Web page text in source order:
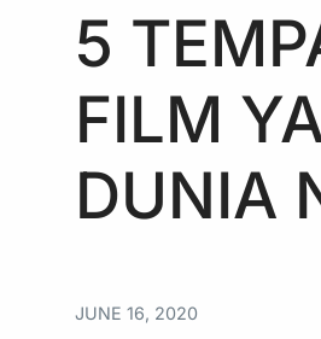
5
FILM
DUNIA
JUNE 16, 2020